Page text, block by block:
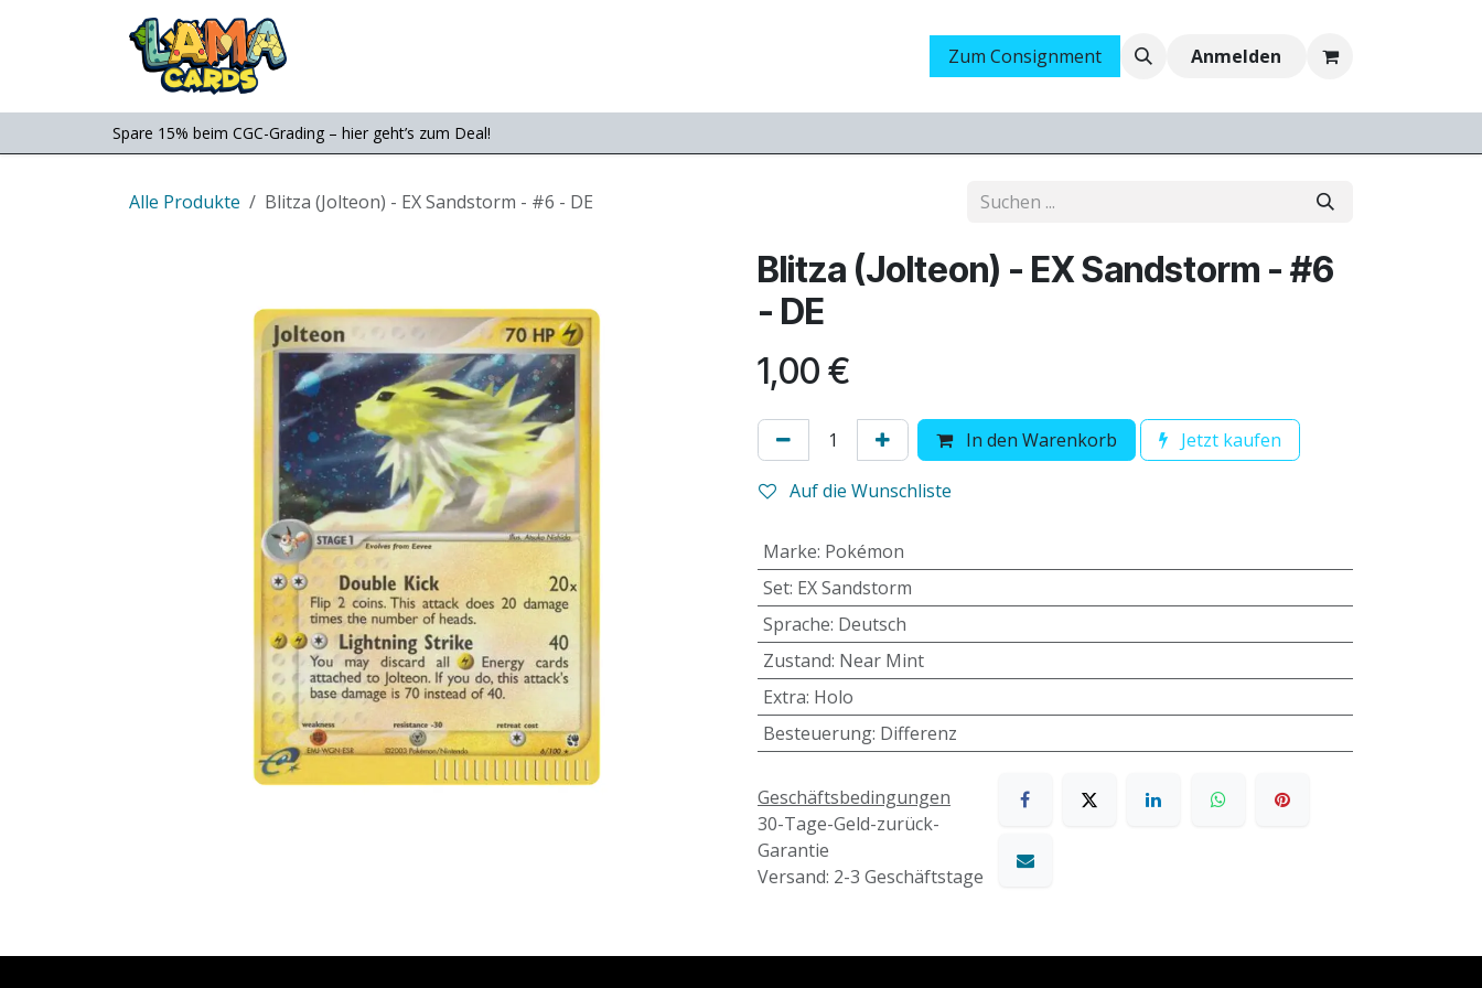
Zum Inhalt springen
Messen Ankauf Jobs
Zum Consignment Anmelden
Spare 15% beim CGC-Grading – hier geht’s zum Deal!
Alle Produkte Blitza (Jolteon) - EX Sandstorm - #6 - DE
Blitza (Jolteon) - EX Sandstorm - #6
- DE
1,00 €
In den Warenkorb Jetzt kaufen
Auf die Wunschliste
Marke: Pokémon
Set: EX Sandstorm
Sprache: Deutsch
Zustand: Near Mint
Extra: Holo
Besteuerung: Differenz
Geschäftsbedingungen
30-Tage-Geld-zurück-
Garantie
Versand: 2-3 Geschäftstage